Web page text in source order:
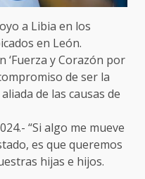
a Libia en los
en León.
‘Fuerza y Corazón por
de ser la
de las causas de
“Si algo me mueve
es que queremos
hijas e hijos.